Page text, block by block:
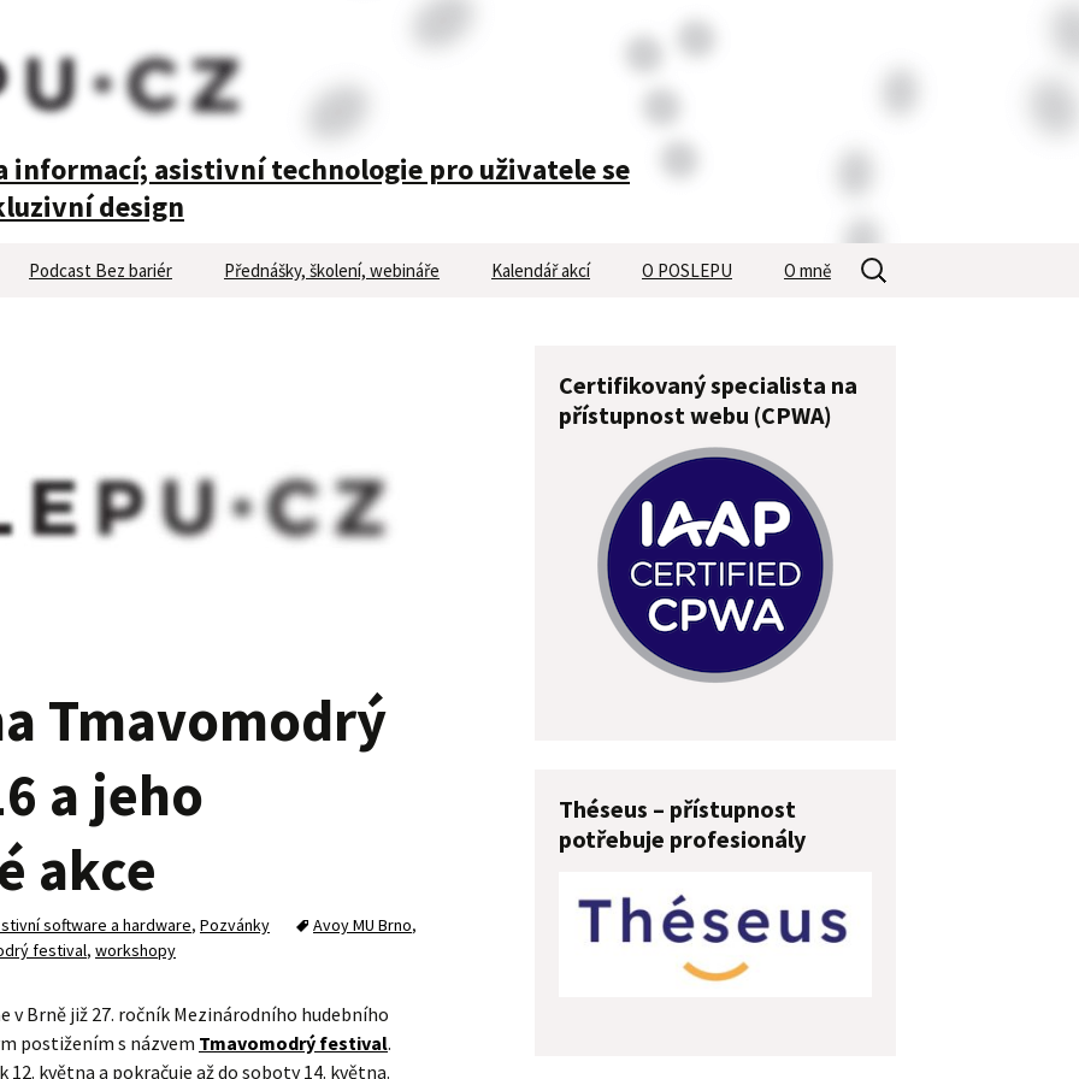
informací; asistivní technologie pro uživatele se
design
Podcast Bez bariér Přednášky, školení, webináře Kalendář akcí O POSLEPU O mně
Vyhledávání
Tmavomodrý
a jeho
akce
software a hardware, Pozvánky Avoy MU Brno,
festival, workshopy
v Brně již 27. ročník Mezinárodního hudebního
postižením s názvem Tmavomodrý festival.
května a pokračuje až do soboty 14. května.
Certifikovaný specialista na
přístupnost webu (CPWA)
Théseus – přístupnost
potřebuje profesionály